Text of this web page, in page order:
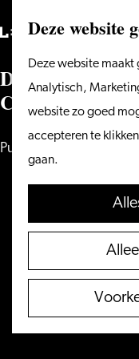
Deze website
Deze website maakt
Analytisch,
website zo goed
accepteren te
gaan.
naar
de
homepage
D vidLin szen
C baretFestiva
Publieksprijs,